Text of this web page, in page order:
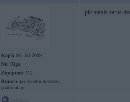
Kopš: 06. Jul 2009
No: Rīga
Ziņojumi: 712
Braucu ar: zviedru neitronu
paatrinataju
pie manis zarus